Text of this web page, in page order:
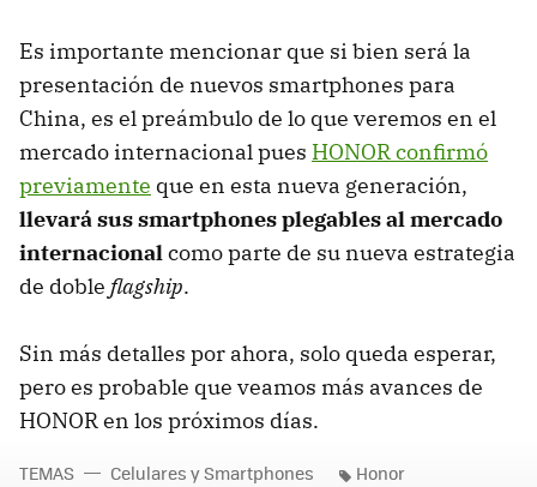
Es importante mencionar que si bien será la
presentación de nuevos smartphones para
China, es el preámbulo de lo que veremos en el
mercado internacional pues HONOR confirmó
previamente que en esta nueva generación,
llevará sus smartphones plegables al mercado
internacionalcomo parte de su nueva estrategia
de doble flagship.
Sin más detalles por ahora, solo queda esperar,
pero es probable que veamos más avances de
HONOR en los próximos días.
TEMAS Celulares y Smartphones Honor